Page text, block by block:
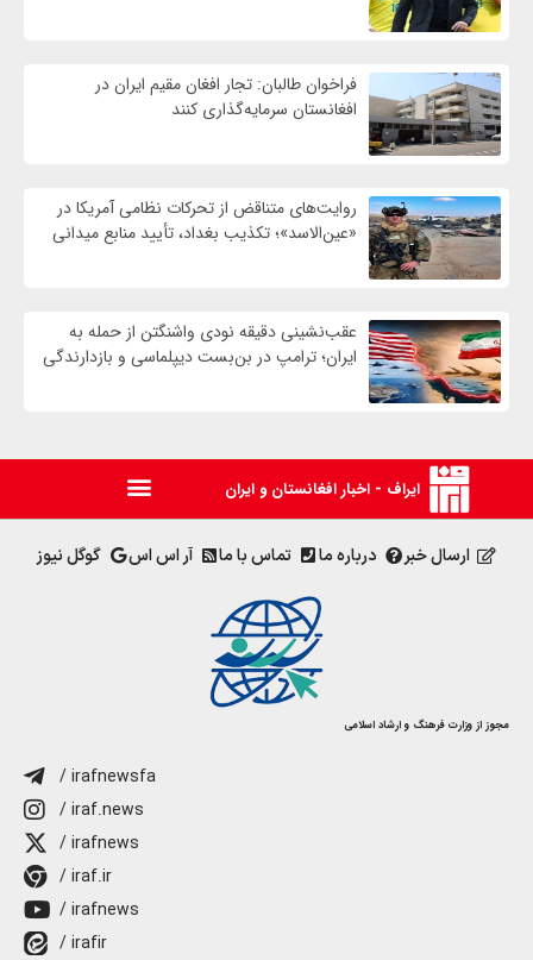
فراخوان طالبان: تجار افغان مقیم ایران در
افغانستان سرمایه‌گذاری کنند
روایت‌های متناقض از تحرکات نظامی آمریکا در
«عین‌الاسد»؛ تکذیب بغداد، تأیید منابع میدانی
عقب‌نشینی دقیقه نودی واشنگتن از حمله به
ایران؛ ترامپ در بن‌بست دیپلماسی و بازدارندگی
ایراف - اخبار افغانستان و ایران
ارسال خبر درباره ما تماس با ما آر اس اس گوگل نیوز
مجوز از وزارت فرهنگ و ارشاد اسلامی
/ irafnewsfa
/ iraf.news
/ irafnews
/ iraf.ir
/ irafnews
/ irafir